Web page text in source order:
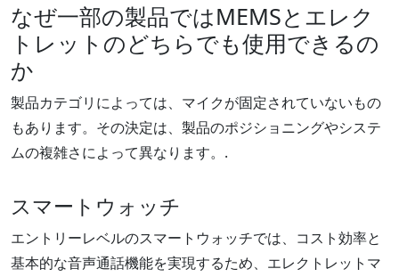
なぜ一部の製品ではMEMSとエレク
トレットのどちらでも使用できるの
か
製品カテゴリによっては、マイクが固定されていないもの
もあります。その決定は、製品のポジショニングやシステ
ムの複雑さによって異なります。.
スマートウォッチ
エントリーレベルのスマートウォッチでは、コスト効率と
基本的な音声通話機能を実現するため、エレクトレットマ